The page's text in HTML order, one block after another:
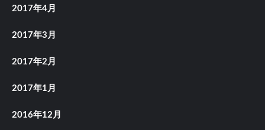
2017年4月
2017年3月
2017年2月
2017年1月
2016年12月